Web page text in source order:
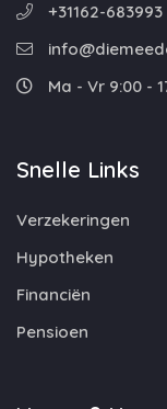
+31162-683993
Ma - Vr 9:00 -
Snelle Links
Verzekeringen
Hypotheken
Financiën
Pensioen